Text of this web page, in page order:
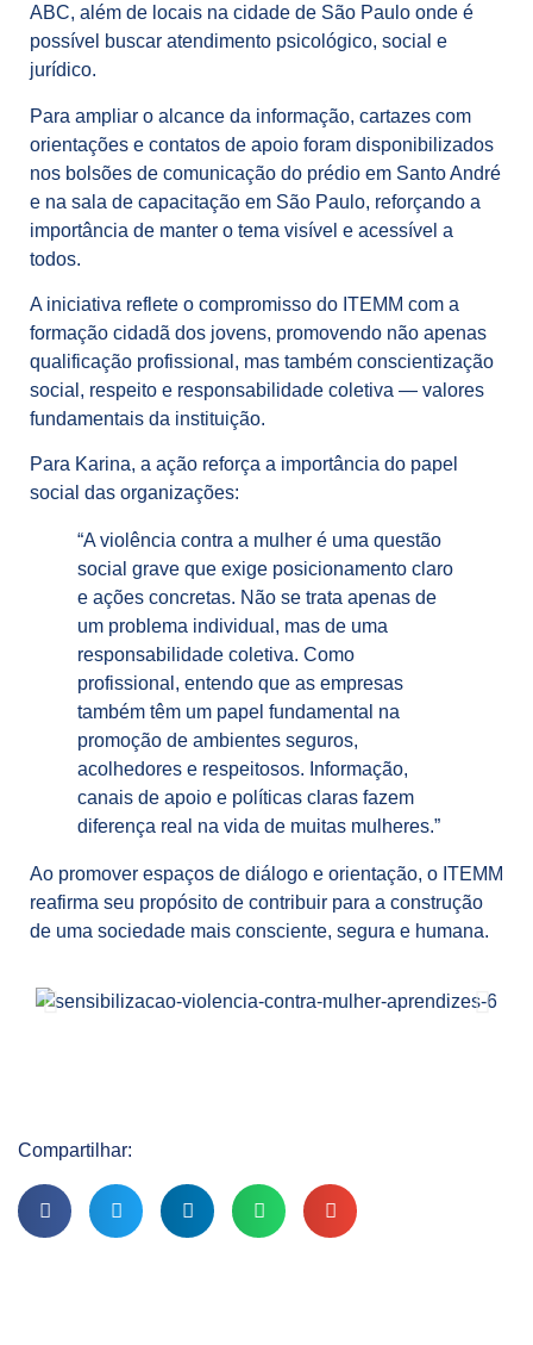
ABC, além de locais na cidade de São Paulo onde é
possível buscar atendimento psicológico, social e
jurídico.
Para ampliar o alcance da informação, cartazes com
orientações e contatos de apoio foram disponibilizados
nos bolsões de comunicação do prédio em Santo André
e na sala de capacitação em São Paulo, reforçando a
importância de manter o tema visível e acessível a
todos.
A iniciativa reflete o compromisso do ITEMM com a
formação cidadã dos jovens, promovendo não apenas
qualificação profissional, mas também conscientização
social, respeito e responsabilidade coletiva — valores
fundamentais da instituição.
Para Karina, a ação reforça a importância do papel
social das organizações:
“A violência contra a mulher é uma questão
social grave que exige posicionamento claro
e ações concretas. Não se trata apenas de
um problema individual, mas de uma
responsabilidade coletiva. Como
profissional, entendo que as empresas
também têm um papel fundamental na
promoção de ambientes seguros,
acolhedores e respeitosos. Informação,
canais de apoio e políticas claras fazem
diferença real na vida de muitas mulheres.”
Ao promover espaços de diálogo e orientação, o ITEMM
reafirma seu propósito de contribuir para a construção
de uma sociedade mais consciente, segura e humana.
Compartilhar: